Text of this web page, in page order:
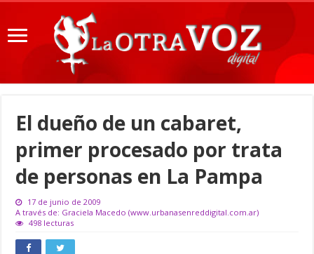
El dueño de un cabaret,
primer procesado por trata
de personas en La Pampa
17 de junio de 2009
A través de: Graciela Macedo (www.urbanasenreddigital.com.ar)
498 lecturas